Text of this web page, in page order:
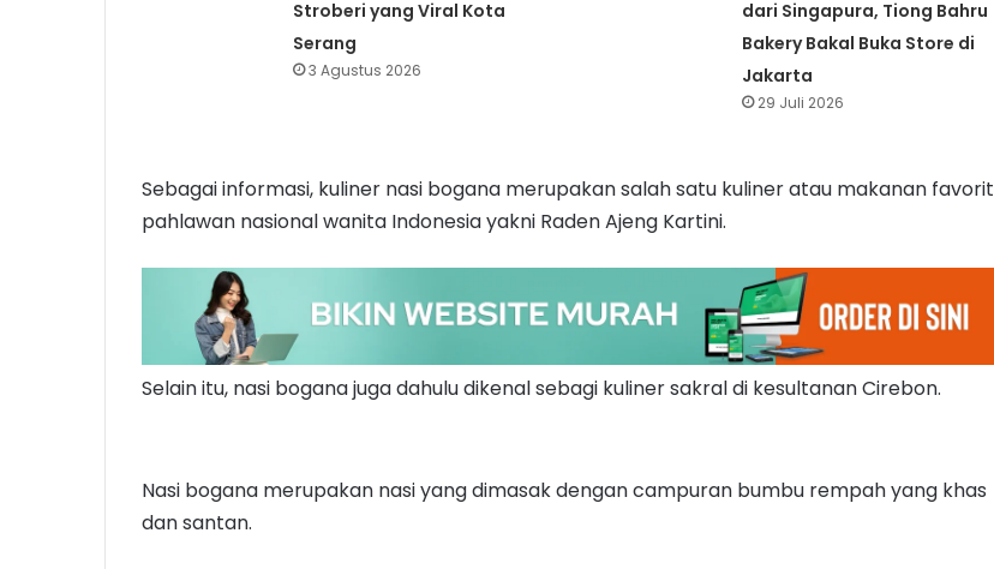
Stroberi yang Viral Kota
Serang
3 Agustus 2026
dari Singapura, Tiong Bahru
Bakery Bakal Buka Store di
Jakarta
29 Juli 2026
Sebagai informasi, kuliner nasi bogana merupakan salah satu kuliner atau makanan favorit
pahlawan nasional wanita Indonesia yakni Raden Ajeng Kartini.
Selain itu, nasi bogana juga dahulu dikenal sebagi kuliner sakral di kesultanan Cirebon.
Nasi bogana merupakan nasi yang dimasak dengan campuran bumbu rempah yang khas
dan santan.